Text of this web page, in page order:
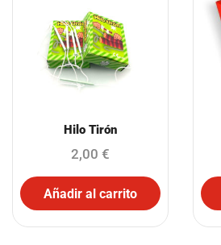
Hilo Tirón
2,00 €
Añadir al carrito